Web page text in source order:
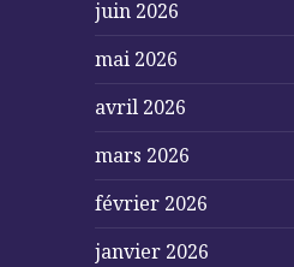
juin 2026
mai 2026
avril 2026
mars 2026
février 2026
janvier 2026